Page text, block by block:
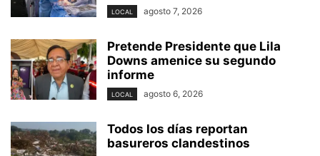
LOCAL agosto 7, 2026
Pretende Presidente que Lila
Downs amenice su segundo
informe
LOCAL agosto 6, 2026
Todos los días reportan
basureros clandestinos